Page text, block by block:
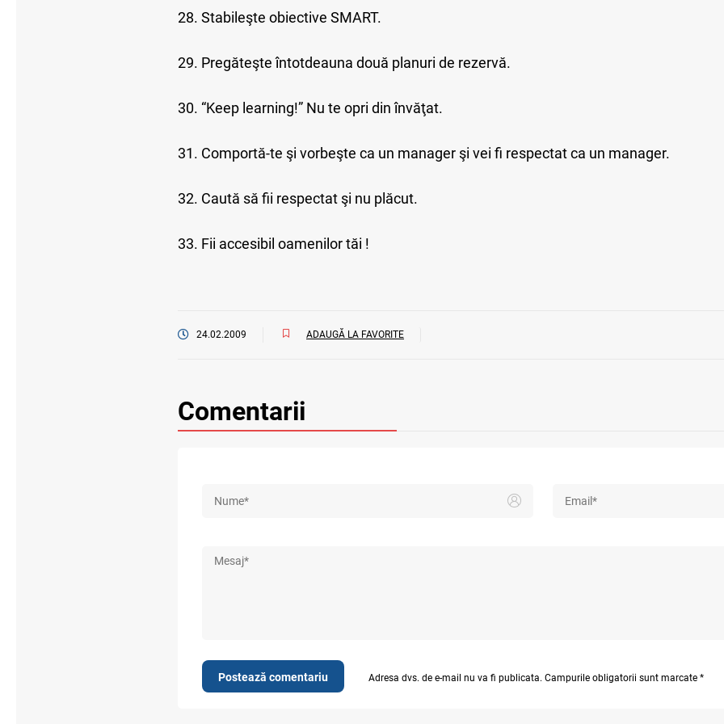
28. Stabileşte obiective SMART.
29. Pregăteşte întotdeauna două planuri de rezervă.
30. “Keep learning!” Nu te opri din învăţat.
31. Comportă-te şi vorbeşte ca un manager şi vei fi respectat ca un manager.
32. Caută să fii respectat şi nu plăcut.
33. Fii accesibil oamenilor tăi !
24.02.2009 ADAUGĂ LA FAVORITE
Comentarii
Postează comentariu Adresa dvs. de e-mail nu va fi publicata. Campurile obligatorii sunt marcate *